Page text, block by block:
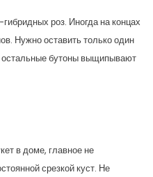
роз. Иногда на концах
Нужно оставить только один
остальные бутоны выщипывают
в доме, главное не
срезкой куст. Не